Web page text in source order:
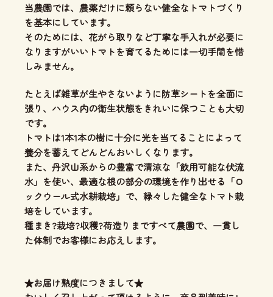
当農園では、 農薬だけに頼らない健全なトマトづくり
を基本にしています。
そのためには、花がら取りなど丁寧な手入れが必要に
なりますがいいトマトを育てるためには一切手間を惜
しみません。
たとえば雑草が生やさないように防草シートを全面に
張り、ハウス内の衛生状態をきれいに保つことも大切
です。
トマトは1本1本の樹に十分に光を当てることによって
養分を蓄えてどんどんおいしくなります。
また、丹沢山系からの豊富で清涼な「飲用可能な伏流
水」を使い、 最適な根の部分の環境を作り出せる「ロ
ックウール式水耕栽培」 で、緑々した健全なトマト栽
培をしています。
種まき?栽培?収穫?荷造りまですべて農園で、一貫し
た体制でお客様にお応えします。
★お届け熟度につきまして★